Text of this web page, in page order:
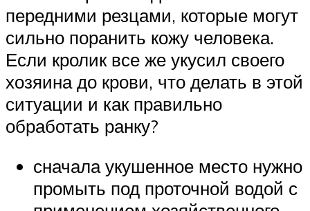
передними резцами, которые могут
сильно поранить кожу человека.
Если кролик все же укусил своего
хозяина до крови, что делать в этой
ситуации и как правильно
обработать ранку?
сначала укушенное место нужно
промыть под проточной водой с